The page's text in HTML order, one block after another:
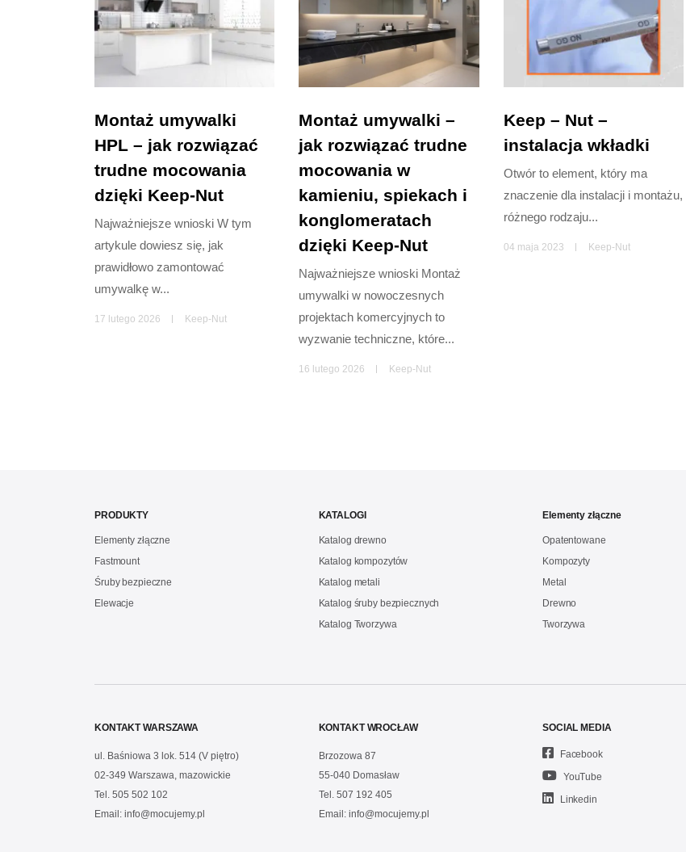
Montaż umywalki
HPL – jak rozwiązać
trudne mocowania
dzięki Keep-Nut
Najważniejsze wnioski W tym
artykule dowiesz się, jak
prawidłowo zamontować
umywalkę w...
17 lutego 2026 Keep-Nut
Montaż umywalki –
jak rozwiązać trudne
mocowania w
kamieniu, spiekach i
konglomeratach
dzięki Keep-Nut
Najważniejsze wnioski Montaż
umywalki w nowoczesnych
projektach komercyjnych to
wyzwanie techniczne, które...
16 lutego 2026 Keep-Nut
Keep – Nut –
instalacja wkładki
Otwór to element, który ma
znaczenie dla instalacji i montażu,
różnego rodzaju...
04 maja 2023 Keep-Nut
PRODUKTY
Elementy złączne
Fastmount
Śruby bezpieczne
Elewacje
KATALOGI
Katalog drewno
Katalog kompozytów
Katalog metali
Katalog śruby bezpiecznych
Katalog Tworzywa
Elementy złączne
Opatentowane
Kompozyty
Metal
Drewno
Tworzywa
KONTAKT WARSZAWA
ul. Baśniowa 3 lok. 514 (V piętro)
02-349 Warszawa, mazowickie
Tel. 505 502 102
Email: info@mocujemy.pl
KONTAKT WROCŁAW
Brzozowa 87
55-040 Domasław
Tel. 507 192 405
Email: info@mocujemy.pl
SOCIAL MEDIA
Facebook
YouTube
Linkedin